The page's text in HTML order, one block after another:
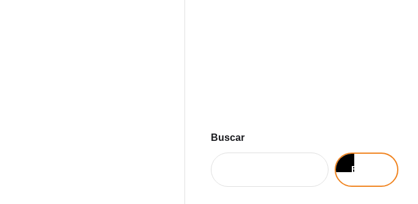
Buscar
Buscar